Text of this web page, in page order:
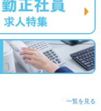
一覧を見る